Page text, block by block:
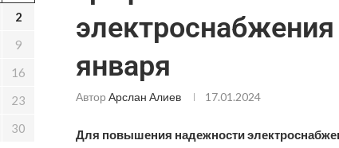
января
Автор Арслан Алиев 17.01.2024
Для повышения надежности
2
9
16
23
30